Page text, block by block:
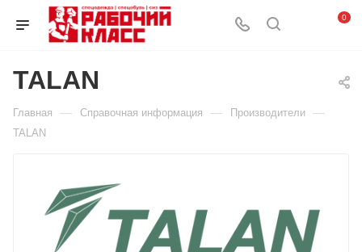
0
TALAN
Главная — Справочная информация — Производители —
TALAN